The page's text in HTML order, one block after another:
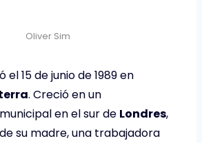
Oliver Sim
el 15 de junio de 1989 en
. Creció en un
en el sur de Londres,
su madre, una trabajadora